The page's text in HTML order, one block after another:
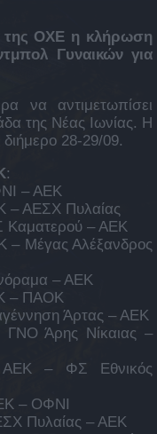
της ΟΧΕ η κλήρωση
Γυναικών για
να αντιμετωπίσει
της Νέας Ιωνίας. Η
διήμερο 28-29/09.
:
– ΑΕΚ
– ΑΕΣΧ Πυλαίας
Καματερού – ΑΕΚ
– Μέγας Αλέξανδρος
– ΑΕΚ
– ΠΑΟΚ
Άρτας – ΑΕΚ
ΓΝΟ Άρης Νίκαιας –
ΑΕΚ – ΦΣ Εθνικός
– ΟΦΝΙ
Πυλαίας – ΑΕΚ